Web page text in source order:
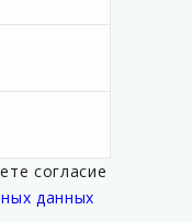
согласие
данных